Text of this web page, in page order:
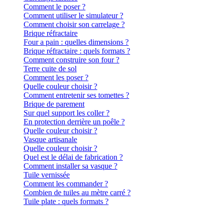
Comment le poser ?
Comment utiliser le simulateur ?
Comment choisir son carrelage ?
Brique réfractaire
Four a pain : quelles dimensions ?
Brique réfractaire : quels formats ?
Comment construire son four ?
Terre cuite de sol
Comment les poser ?
Quelle couleur choisir ?
Comment entretenir ses tomettes ?
Brique de parement
Sur quel support les coller ?
En protection derrière un poêle ?
Quelle couleur choisir ?
Vasque artisanale
Quelle couleur choisir ?
Quel est le délai de fabrication ?
Comment installer sa vasque ?
Tuile vernissée
Comment les commander ?
Combien de tuiles au mètre carré ?
Tuile plate : quels formats ?